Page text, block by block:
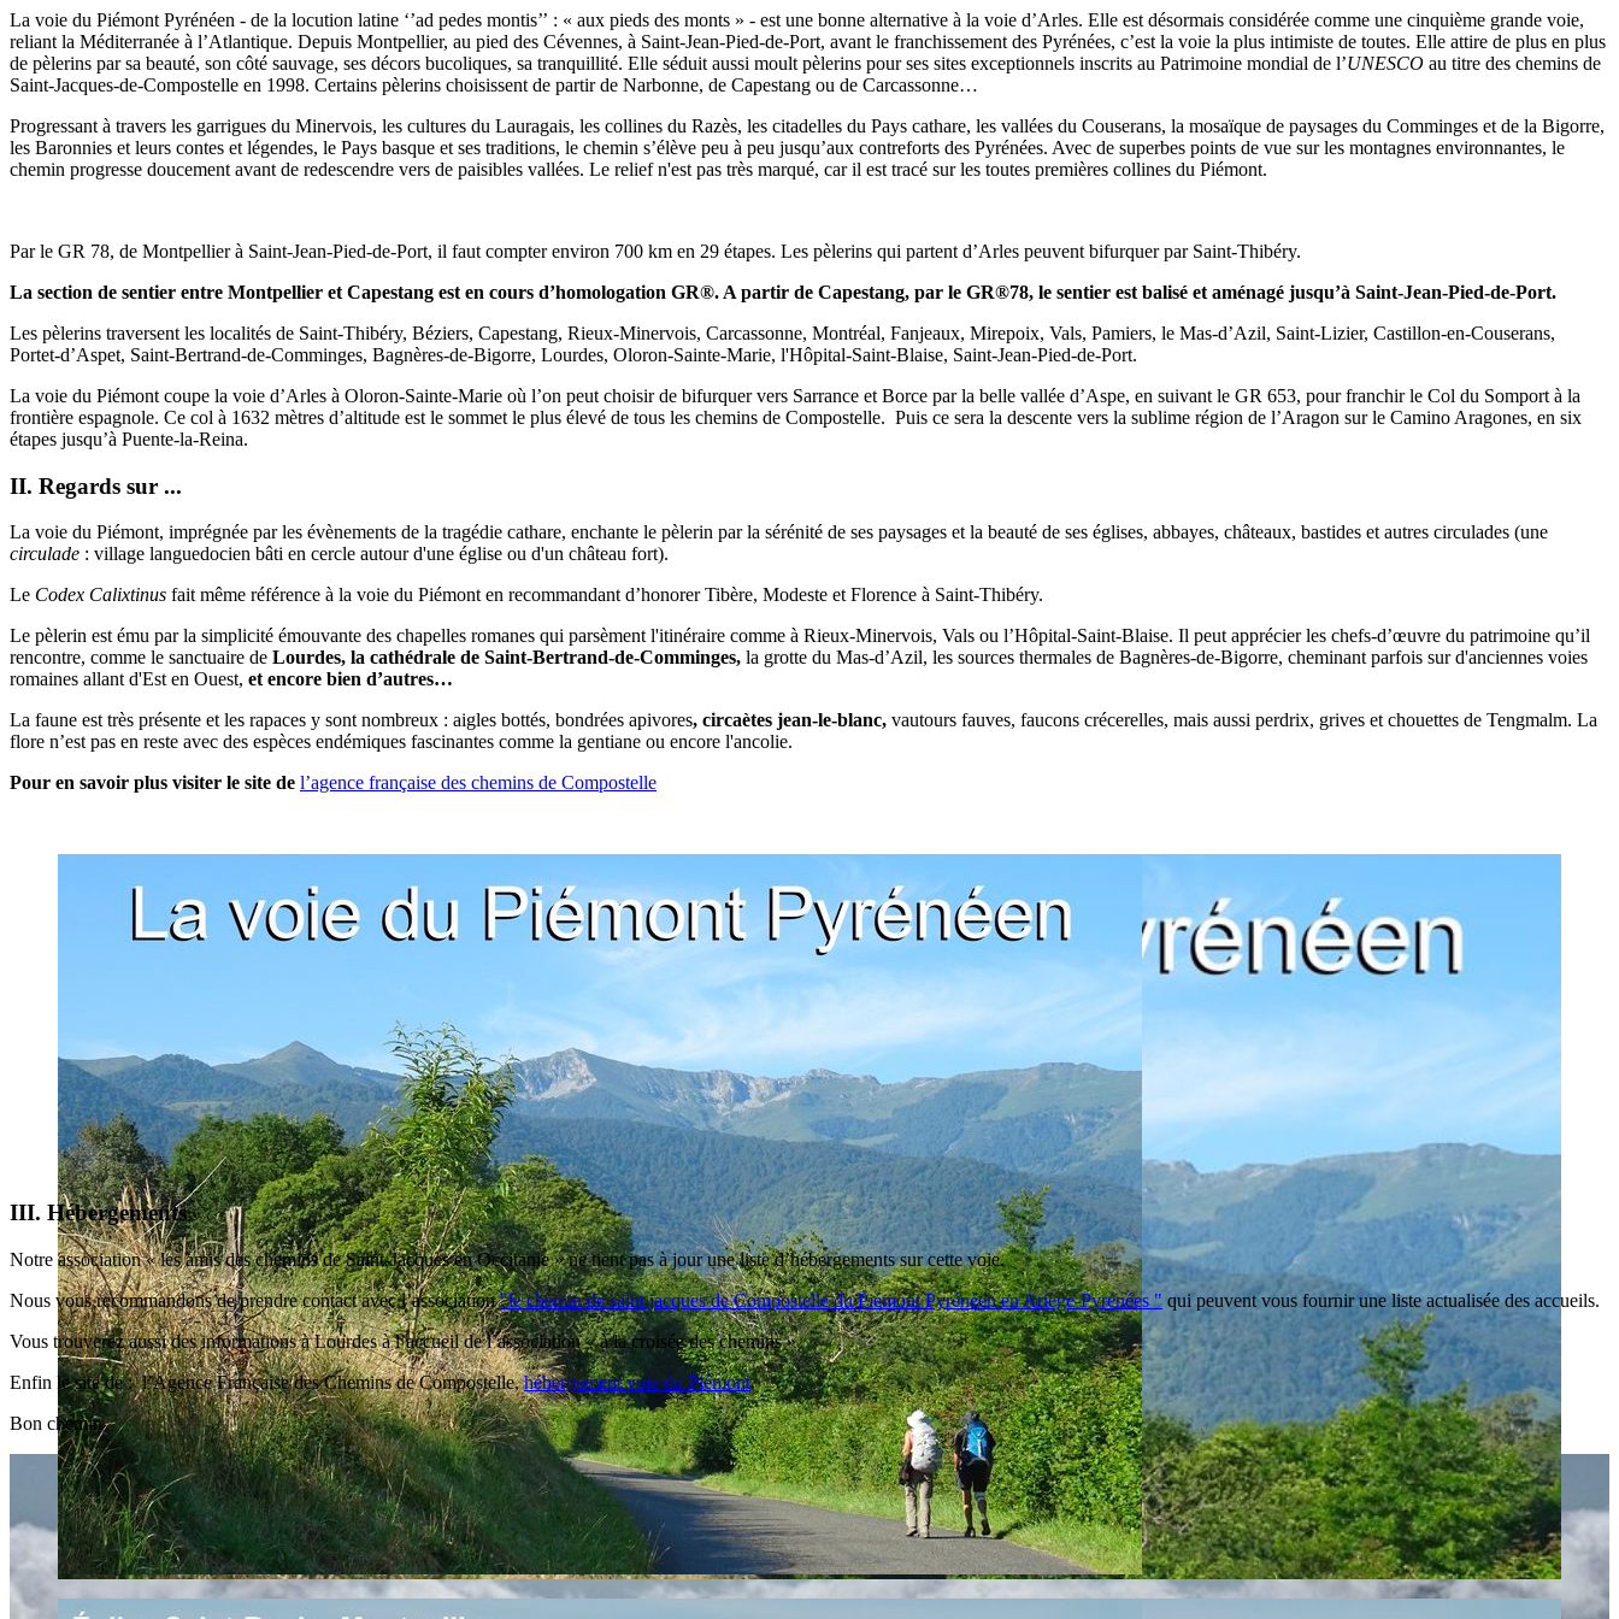
La voie du Piémont Pyrénéen - de la locution latine ‘’ad pedes montis’’ : « aux pieds des monts » - est une bonne alternative à la voie d’Arles. Elle est désormais considérée comme une cinquième grande voie,
reliant la Méditerranée à l’Atlantique. Depuis Montpellier, au pied des Cévennes, à Saint-Jean-Pied-de-Port, avant le franchissement des Pyrénées, c’est la voie la plus intimiste de toutes. Elle attire de plus en plus
de pèlerins par sa beauté, son côté sauvage, ses décors bucoliques, sa tranquillité. Elle séduit aussi moult pèlerins pour ses sites exceptionnels inscrits au Patrimoine mondial de l’UNESCO au titre des chemins de
Saint-Jacques-de-Compostelle en 1998. Certains pèlerins choisissent de partir de Narbonne, de Capestang ou de Carcassonne…
Progressant à travers les garrigues du Minervois, les cultures du Lauragais, les collines du Razès, les citadelles du Pays cathare, les vallées du Couserans, la mosaïque de paysages du Comminges et de la Bigorre,
les Baronnies et leurs contes et légendes, le Pays basque et ses traditions, le chemin s’élève peu à peu jusqu’aux contreforts des Pyrénées. Avec de superbes points de vue sur les montagnes environnantes, le
chemin progresse doucement avant de redescendre vers de paisibles vallées. Le relief n'est pas très marqué, car il est tracé sur les toutes premières collines du Piémont.
Par le GR 78, de Montpellier à Saint-Jean-Pied-de-Port, il faut compter environ 700 km en 29 étapes. Les pèlerins qui partent d’Arles peuvent bifurquer par Saint-Thibéry.
La section de sentier entre Montpellier et Capestang est en cours d’homologation GR®. A partir de Capestang, par le GR®78, le sentier est balisé et aménagé jusqu’à Saint-Jean-Pied-de-Port.
Les pèlerins traversent les localités de Saint-Thibéry, Béziers, Capestang, Rieux-Minervois, Carcassonne, Montréal, Fanjeaux, Mirepoix, Vals, Pamiers, le Mas-d’Azil, Saint-Lizier, Castillon-en-Couserans,
Portet-d’Aspet, Saint-Bertrand-de-Comminges, Bagnères-de-Bigorre, Lourdes, Oloron-Sainte-Marie, l'Hôpital-Saint-Blaise, Saint-Jean-Pied-de-Port.
La voie du Piémont coupe la voie d’Arles à Oloron-Sainte-Marie où l’on peut choisir de bifurquer vers Sarrance et Borce par la belle vallée d’Aspe, en suivant le GR 653, pour franchir le Col du Somport à la
frontière espagnole. Ce col à 1632 mètres d’altitude est le sommet le plus élevé de tous les chemins de Compostelle. Puis ce sera la descente vers la sublime région de l’Aragon sur le Camino Aragones, en six
étapes jusqu’à Puente-la-Reina.
II. Regards sur ...
La voie du Piémont, imprégnée par les évènements de la tragédie cathare, enchante le pèlerin par la sérénité de ses paysages et la beauté de ses églises, abbayes, châteaux, bastides et autres circulades (une
circulade : village languedocien bâti en cercle autour d'une église ou d'un château fort).
Le Codex Calixtinus fait même référence à la voie du Piémont en recommandant d’honorer Tibère, Modeste et Florence à Saint-Thibéry.
Le pèlerin est ému par la simplicité émouvante des chapelles romanes qui parsèment l'itinéraire comme à Rieux-Minervois, Vals ou l’Hôpital-Saint-Blaise. Il peut apprécier les chefs-d’œuvre du patrimoine qu’il
rencontre, comme le sanctuaire de Lourdes, la cathédrale de Saint-Bertrand-de-Comminges, la grotte du Mas-d’Azil, les sources thermales de Bagnères-de-Bigorre, cheminant parfois sur d'anciennes voies
romaines allant d'Est en Ouest, et encore bien d’autres…
La faune est très présente et les rapaces y sont nombreux : aigles bottés, bondrées apivores, circaètes jean-le-blanc, vautours fauves, faucons crécerelles, mais aussi perdrix, grives et chouettes de Tengmalm. La
flore n’est pas en reste avec des espèces endémiques fascinantes comme la gentiane ou encore l'ancolie.
Pour en savoir plus visiter le site de l’agence française des chemins de Compostelle
III. Hébergements
Notre association « les amis des chemins de Saint-Jacques en Occitanie » ne tient pas à jour une liste d’hébergements sur cette voie.
Nous vous recommandons de prendre contact avec l’association"le chemin de saint jacques de Compostelle du Piémont Pyrénéen en Ariège-Pyrénées " qui peuvent vous fournir une liste actualisée des accueils.
Vous trouverez aussi des informations à Lourdes à l’accueil de l’association « à la croisée des chemins »
Enfin le site de : l’Agence Française des Chemins de Compostelle,hébergement voie du Piémont.
Bon chemin